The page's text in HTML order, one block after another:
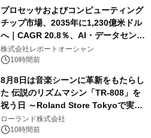
プロセッサおよびコンピューティング
チップ市場、2035年に1,230億米ドル
へ｜CAGR 20.8％、AI・データセンタ
ー需要が成長を牽引
株式会社レポートオーシャン
10時間前
8月8日は音楽シーンに革新をもたらし
た 伝説のリズムマシン「TR-808」を
祝う日 ～Roland Store Tokyoで実機
を展示しての 記念キャンペーンを開
催 英国ラジオ「NTS」の 特別プログ
ローランド株式会社
10時間前